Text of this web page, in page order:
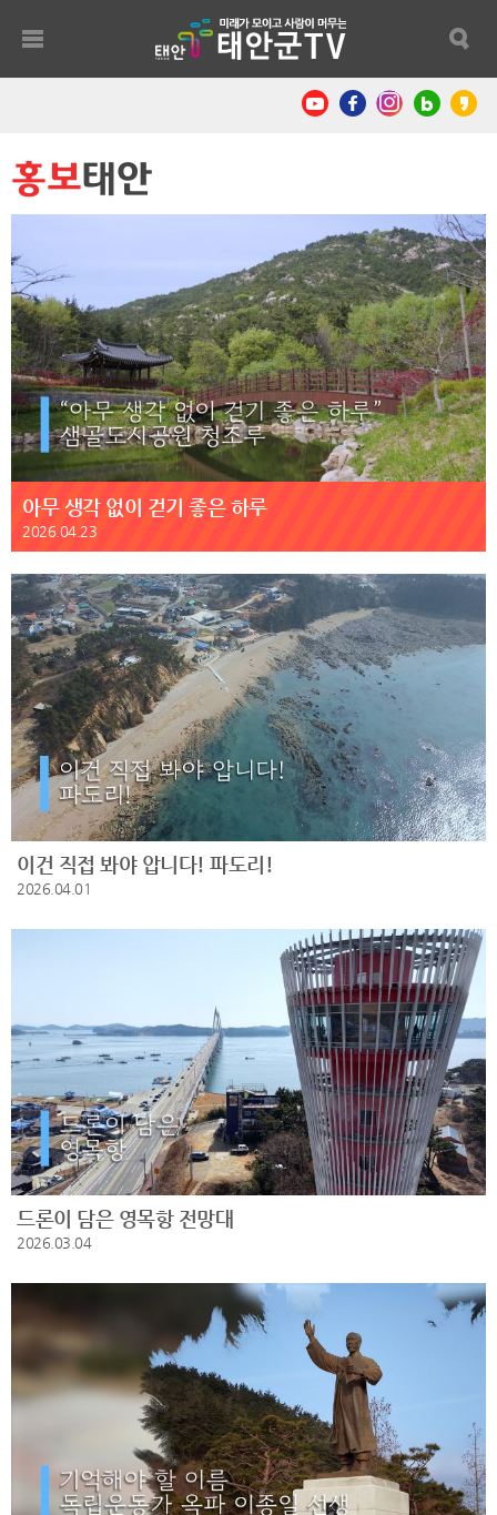
홍보태안
아무 생각 없이 걷기 좋은 하루
2026.04.23
이건 직접 봐야 압니다! 파도리!
2026.04.01
드론이 담은 영목항 전망대
2026.03.04